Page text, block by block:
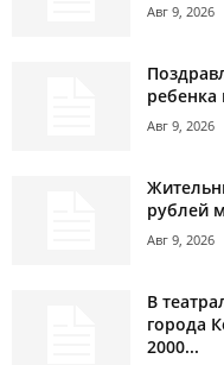
Авг 9, 2026
ребенка
Авг 9, 2026
рублей
Авг 9, 2026
В
города
2000...